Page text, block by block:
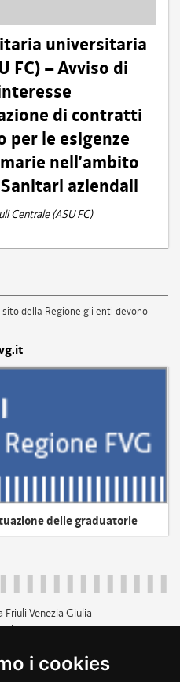
i cookies
universitaria
FC) – Avviso di
di contratti
per le esigenze
nell’ambito
aziendali
Centrale (ASU FC)
della Regione gli enti devono
delle graduatorie
Venezia Giulia
00526040324
3771111